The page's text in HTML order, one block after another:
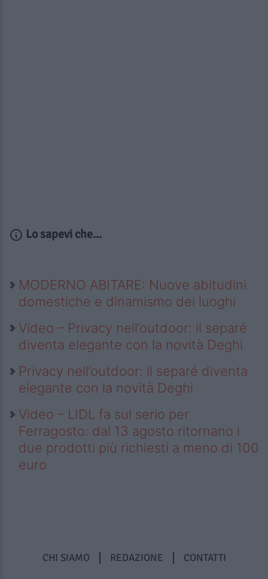
Lo sapevi che...
MODERNO ABITARE: Nuove abitudini
domestiche e dinamismo dei luoghi
Video – Privacy nell’outdoor: il separé
diventa elegante con la novità Deghi
Privacy nell’outdoor: il separé diventa
elegante con la novità Deghi
Video – LIDL fa sul serio per
Ferragosto: dal 13 agosto ritornano i
due prodotti più richiesti a meno di 100
euro
CHI SIAMO REDAZIONE CONTATTI